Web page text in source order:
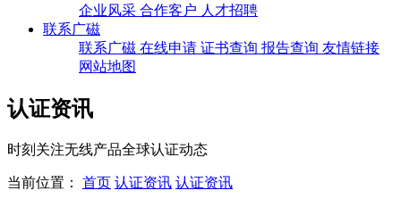
企业风采 合作客户 人才招聘
联系广磁
联系广磁 在线申请 证书查询 报告查询 友情链接
网站地图
认证资讯
时刻关注无线产品全球认证动态
当前位置： 首页 认证资讯 认证资讯